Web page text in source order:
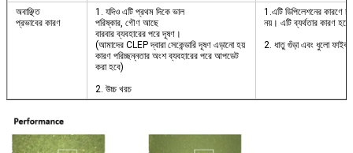
অবাঞ্ছিত
প্রভাবের কারণ
1. যদিও এটি প্রথম দিকে ভাল
পরিষ্কার, গৌণ আছে
বারবার ব্যবহারের পরে দূষণ।
(আমাদের CLEP দ্বারা সেকেন্ডারি দূষণ এড়ানো হয়
কারণ পরিচ্ছন্নতার অংশ ব্যবহারের পরে আপডেট
করা হবে)
2. উচ্চ খরচ
1.এটি ডিপিলেশনের কারণে
নয়। এটি ব্যর্থতার কারণ
2. ধাতু গুঁড়া এবং ধুলো